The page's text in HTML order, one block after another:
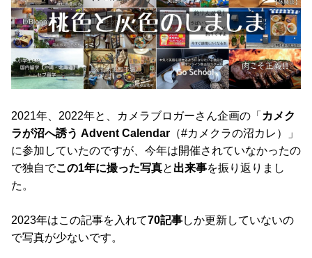
2021年、2022年と、カメラブロガーさん企画の「 カメク
ラが沼へ誘う Advent Calendar （#カメクラの沼カレ）」
に参加していたのですが、今年は開催されていなかったの
で独自でこの1年に撮った写真と 出来事を振り返りまし
た。
2023年はこの記事を入れて70記事しか更新していないの
で写真が少ないです。